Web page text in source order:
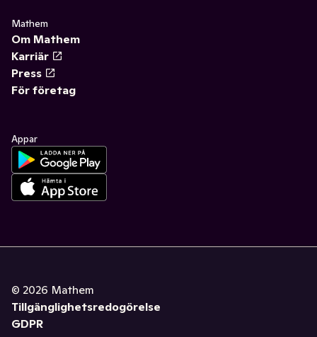
Mathem
Om Mathem
Karriär
Press
För företag
Appar
© 2026 Mathem
Tillgänglighetsredogörelse
GDPR